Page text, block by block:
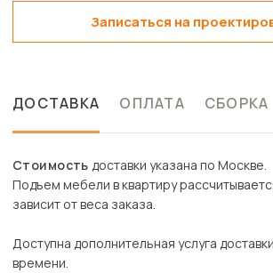
Записаться на
ДОСТАВКА ОПЛАТА СБОРКА
Стоимость доставки указана по Москве.
Подъем мебели в квартиру
зависит от веса заказа.
Доступна дополнительная услуга
времени.